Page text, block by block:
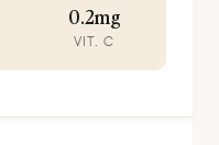
0.2mg
VIT. C